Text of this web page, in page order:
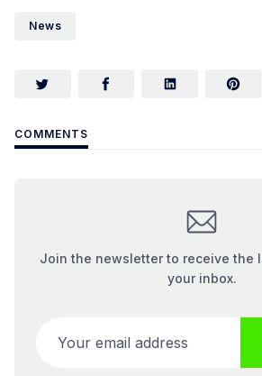
News
COMMENTS
Join the newsletter to receive the
your inbox.